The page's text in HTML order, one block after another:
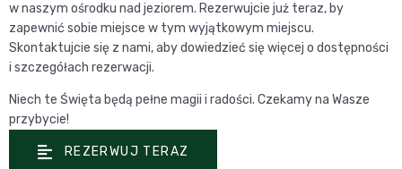
w naszym ośrodku nad jeziorem. Rezerwujcie już teraz, by
zapewnić sobie miejsce w tym wyjątkowym miejscu.
Skontaktujcie się z nami, aby dowiedzieć się więcej o dostępności
i szczegółach rezerwacji.
Niech te Święta będą pełne magii i radości. Czekamy na Wasze
przybycie!
REZERWUJ TERAZ